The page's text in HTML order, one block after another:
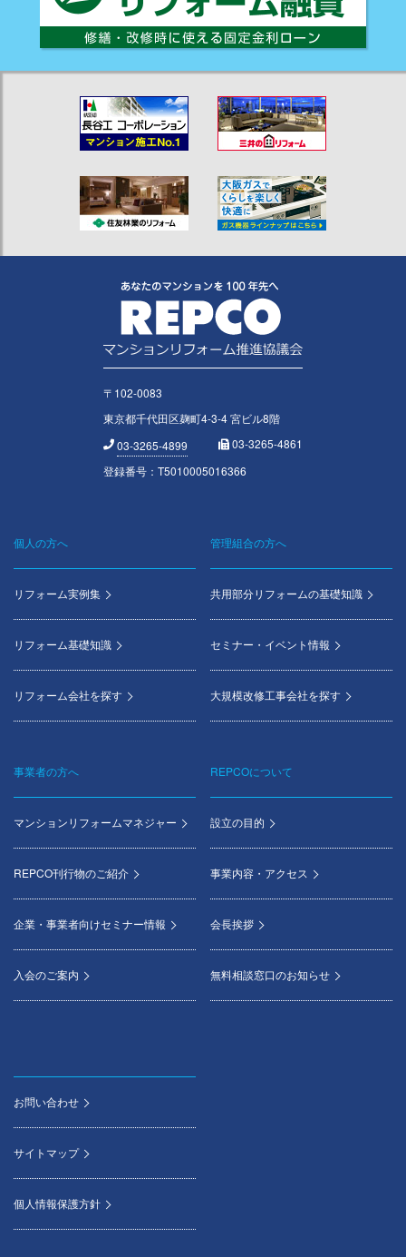
〒102-0083
東京都千代田区麹町4-3-4 宮ビル8階
03-3265-4899
03-3265-4861
登録番号：T5010005016366
Footer
menu
個人の方へ
リフォーム実例集
リフォーム基礎知識
リフォーム会社を探す
管理組合の方へ
共用部分リフォームの基礎知識
セミナー・イベント情報
大規模改修工事会社を探す
事業者の方へ
マンションリフォームマネジャー
REPCO刊行物のご紹介
企業・事業者向けセミナー情報
入会のご案内
REPCOについて
設立の目的
事業内容・アクセス
会長挨拶
無料相談窓口のお知らせ
お問い合わせ
サイトマップ
個人情報保護方針